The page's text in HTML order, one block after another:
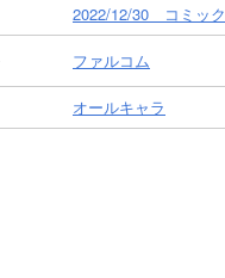
2022/12/30 コミック
ファルコム
オールキャラ